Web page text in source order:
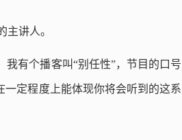
讲人。
有个播客叫“别任性”，节目的口号
一定程度上能体现你将会听到的这系